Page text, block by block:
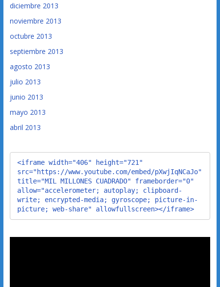
diciembre 2013
noviembre 2013
octubre 2013
septiembre 2013
agosto 2013
julio 2013
junio 2013
mayo 2013
abril 2013
<iframe width="406" height="721"
src="https://www.youtube.com/embed/pXwjIqNCaJo"
title="MIL MILLONES CUADRADO" frameborder="0"
allow="accelerometer; autoplay; clipboard-
write; encrypted-media; gyroscope; picture-in-
picture; web-share" allowfullscreen></iframe>